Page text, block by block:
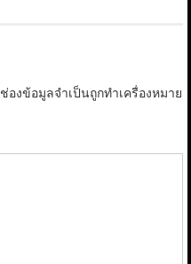
ช่องข้อมูลจำเป็นถูกทำเครื่องหมาย